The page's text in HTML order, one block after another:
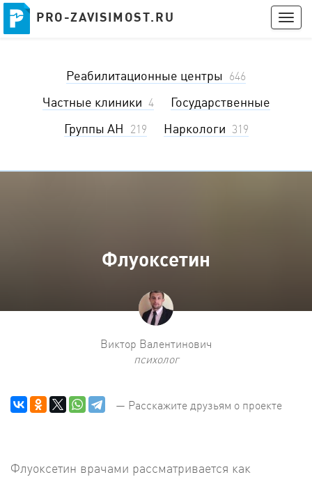
PRO-ZAVISIMOST.RU
PRO-ZAVISIMOST.RU
Реабилитационные центры 646
Частные клиники 4
Государственные
Группы АН 219 Наркологи 319
Флуоксетин
Виктор Валентинович
психолог
— Расскажите друзьям о проекте
Флуоксетин врачами рассматривается как